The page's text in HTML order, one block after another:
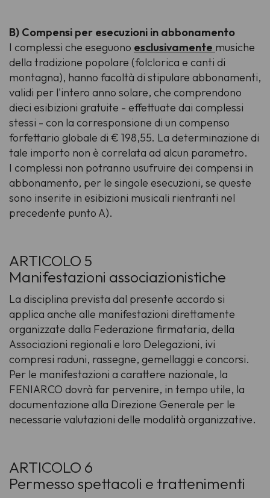
B) Compensi per esecuzioni in abbonamento
I complessi che eseguono esclusivamente musiche
della tradizione popolare (folclorica e canti di
montagna), hanno facoltà di stipulare abbonamenti,
validi per l'intero anno solare, che comprendono
dieci esibizioni gratuite - effettuate dai complessi
stessi - con la corresponsione di un compenso
forfettario globale di € 198,55. La determinazione di
tale importo non è correlata ad alcun parametro.
I complessi non potranno usufruire dei compensi in
abbonamento, per le singole esecuzioni, se queste
sono inserite in esibizioni musicali rientranti nel
precedente punto A).
ARTICOLO 5
Manifestazioni associazionistiche
La disciplina prevista dal presente accordo si
applica anche alle manifestazioni direttamente
organizzate dalla Federazione firmataria, della
Associazioni regionali e loro Delegazioni, ivi
compresi raduni, rassegne, gemellaggi e concorsi.
Per le manifestazioni a carattere nazionale, la
FENIARCO dovrà far pervenire, in tempo utile, la
documentazione alla Direzione Generale per le
necessarie valutazioni delle modalità organizzative.
ARTICOLO 6
Permesso spettacoli e trattenimenti